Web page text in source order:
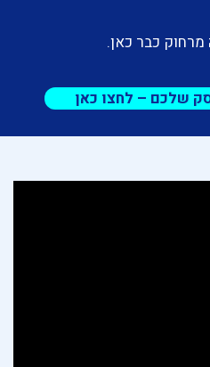
כבר כאן.
שלכם – לחצו כאן